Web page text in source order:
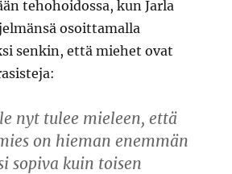
tehohoidossa, kun Jarla
osoittamalla
senkin, että miehet ovat
nyt tulee mieleen, että
on hieman enemmän
sopiva kuin toisen